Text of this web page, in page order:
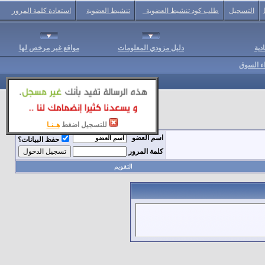
للتسجيل اضغط هـنـا
التسجيل طلب كود تنشيط العضوية تنشيط العضوية استعادة كلمة المرور
دليل مزودي المعلومات مواقع غير مرخص لها
السوق
اسم العضو
حفظ البيانات؟
كلمة المرور
التقويم